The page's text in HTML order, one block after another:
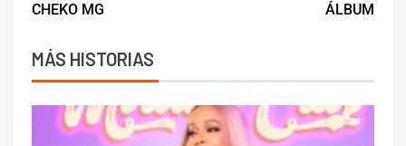
CHEKO MG
ÁLBUM
MÁS HISTORIAS